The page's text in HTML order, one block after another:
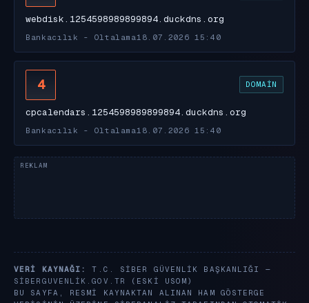
webdisk.1254598989899894.duckdns.org
Bankacılık - Oltalama 18.07.2026 15:40
4 DOMAIN
cpcalendars.1254598989899894.duckdns.org
Bankacılık - Oltalama 18.07.2026 15:40
VERI KAYNAĞI:
T.C. SIBER GÜVENLIK BAŞKANLIĞI —
SIBERGUVENLIK.GOV.TR
(ESKI USOM)
BU SAYFA, RESMI KAYNAKTAN ALINAN HAM GÖSTERGE